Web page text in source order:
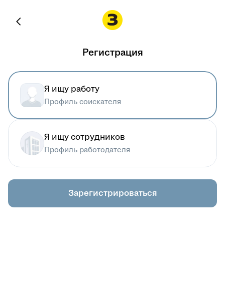
Регистрация
Я ищу работу
Профиль соискателя
Я ищу сотрудников
Профиль работодателя
Зарегистрироваться